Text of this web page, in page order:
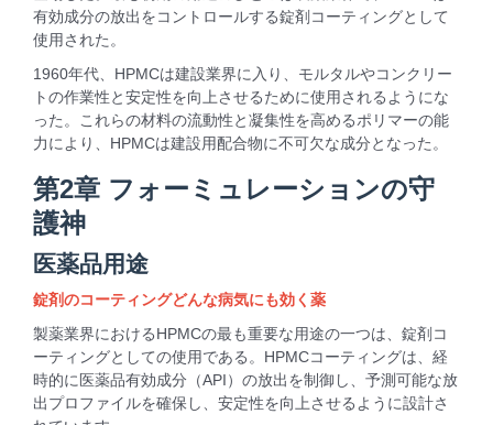
有効成分の放出をコントロールする錠剤コーティングとして
使用された。
1960年代、HPMCは建設業界に入り、モルタルやコンクリー
トの作業性と安定性を向上させるために使用されるようにな
った。これらの材料の流動性と凝集性を高めるポリマーの能
力により、HPMCは建設用配合物に不可欠な成分となった。
第2章 フォーミュレーションの守
護神
医薬品用途
錠剤のコーティングどんな病気にも効く薬
製薬業界におけるHPMCの最も重要な用途の一つは、錠剤コ
ーティングとしての使用である。HPMCコーティングは、経
時的に医薬品有効成分（API）の放出を制御し、予測可能な放
出プロファイルを確保し、安定性を向上させるように設計さ